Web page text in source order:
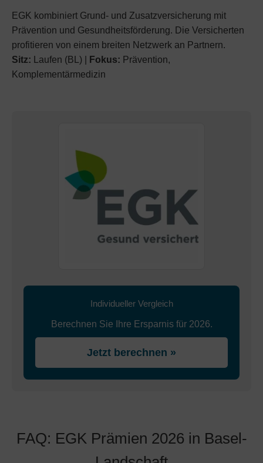
EGK kombiniert Grund- und Zusatzversicherung mit
Prävention und Gesundheitsförderung. Die Versicherten
profitieren von einem breiten Netzwerk an Partnern.
Sitz: Laufen (BL) | Fokus: Prävention,
Komplementärmedizin
Individueller Vergleich
Berechnen Sie Ihre Ersparnis für 2026.
Jetzt berechnen »
FAQ: EGK Prämien 2026 in Basel-